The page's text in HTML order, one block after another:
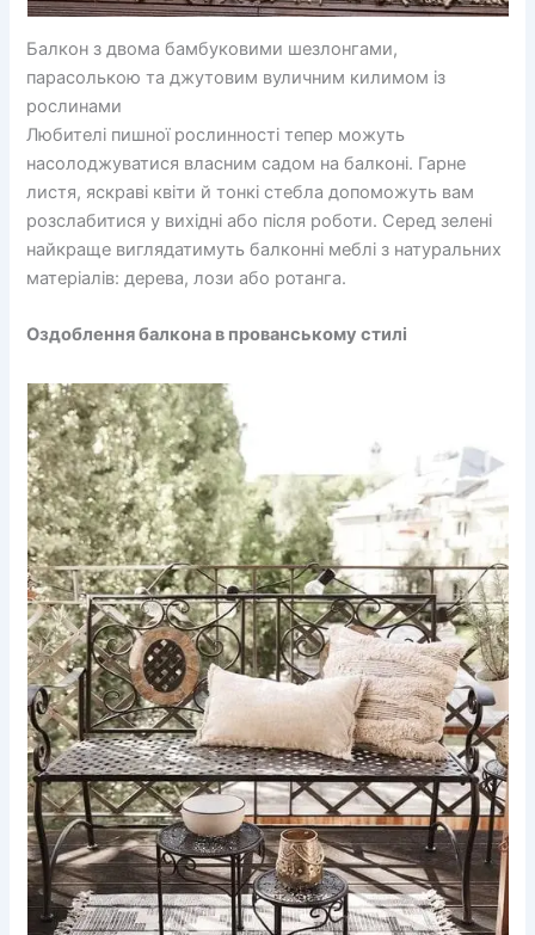
Балкон з двома бамбуковими шезлонгами,
парасолькою та джутовим вуличним килимом із
рослинами
Любителі пишної рослинності тепер можуть
насолоджуватися власним садом на балконі. Гарне
листя, яскраві квіти й тонкі стебла допоможуть вам
розслабитися у вихідні або після роботи. Серед зелені
найкраще виглядатимуть балконні меблі з натуральних
матеріалів: дерева, лози або ротанга.
Оздоблення балкона в прованському стилі